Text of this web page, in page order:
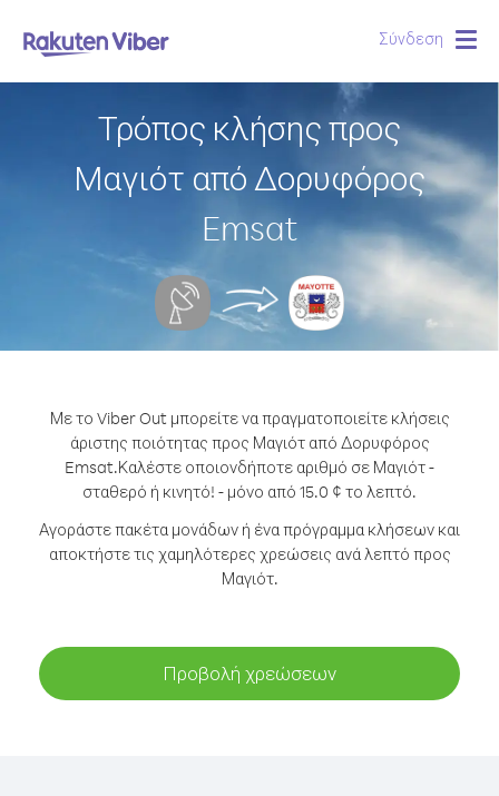
Σύνδεση
Τρόπος κλήσης προς
Μαγιότ από Δορυφόρος
Emsat
Με το Viber Out μπορείτε να πραγματοποιείτε κλήσεις
άριστης ποιότητας προς Μαγιότ από Δορυφόρος
Emsat.Καλέστε οποιονδήποτε αριθμό σε Μαγιότ -
σταθερό ή κινητό! - μόνο από 15.0 ¢ το λεπτό.
Αγοράστε πακέτα μονάδων ή ένα πρόγραμμα κλήσεων και
αποκτήστε τις χαμηλότερες χρεώσεις ανά λεπτό προς
Μαγιότ.
Προβολή χρεώσεων